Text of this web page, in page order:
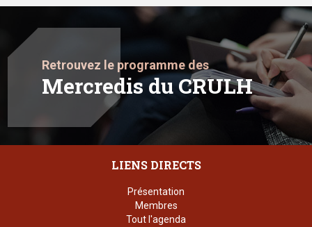
Retrouvez le programme des
Mercredis du CRULH
LIENS DIRECTS
Présentation
Membres
Tout l'agenda